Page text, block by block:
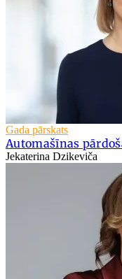
Gada pārskats
Automašīnas
Jekaterina Dzikeviča